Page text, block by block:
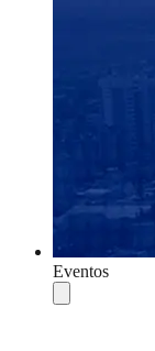
Eventos
Compartilhar